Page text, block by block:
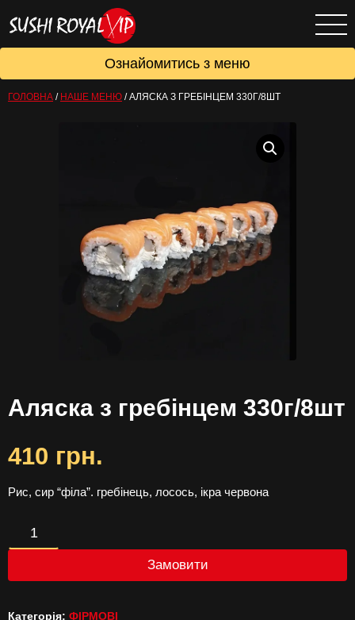
Ознайомитись з меню
ГОЛОВНА / НАШЕ МЕНЮ /АЛЯСКА З ГРЕБІНЦЕМ 330Г/8ШТ
Аляска з гребінцем 330г/8шт
410 грн.
Рис, сир “філа”. гребінець, лосось, ікра червона
Аляска
Замовити
Категорія: ФІРМОВІ